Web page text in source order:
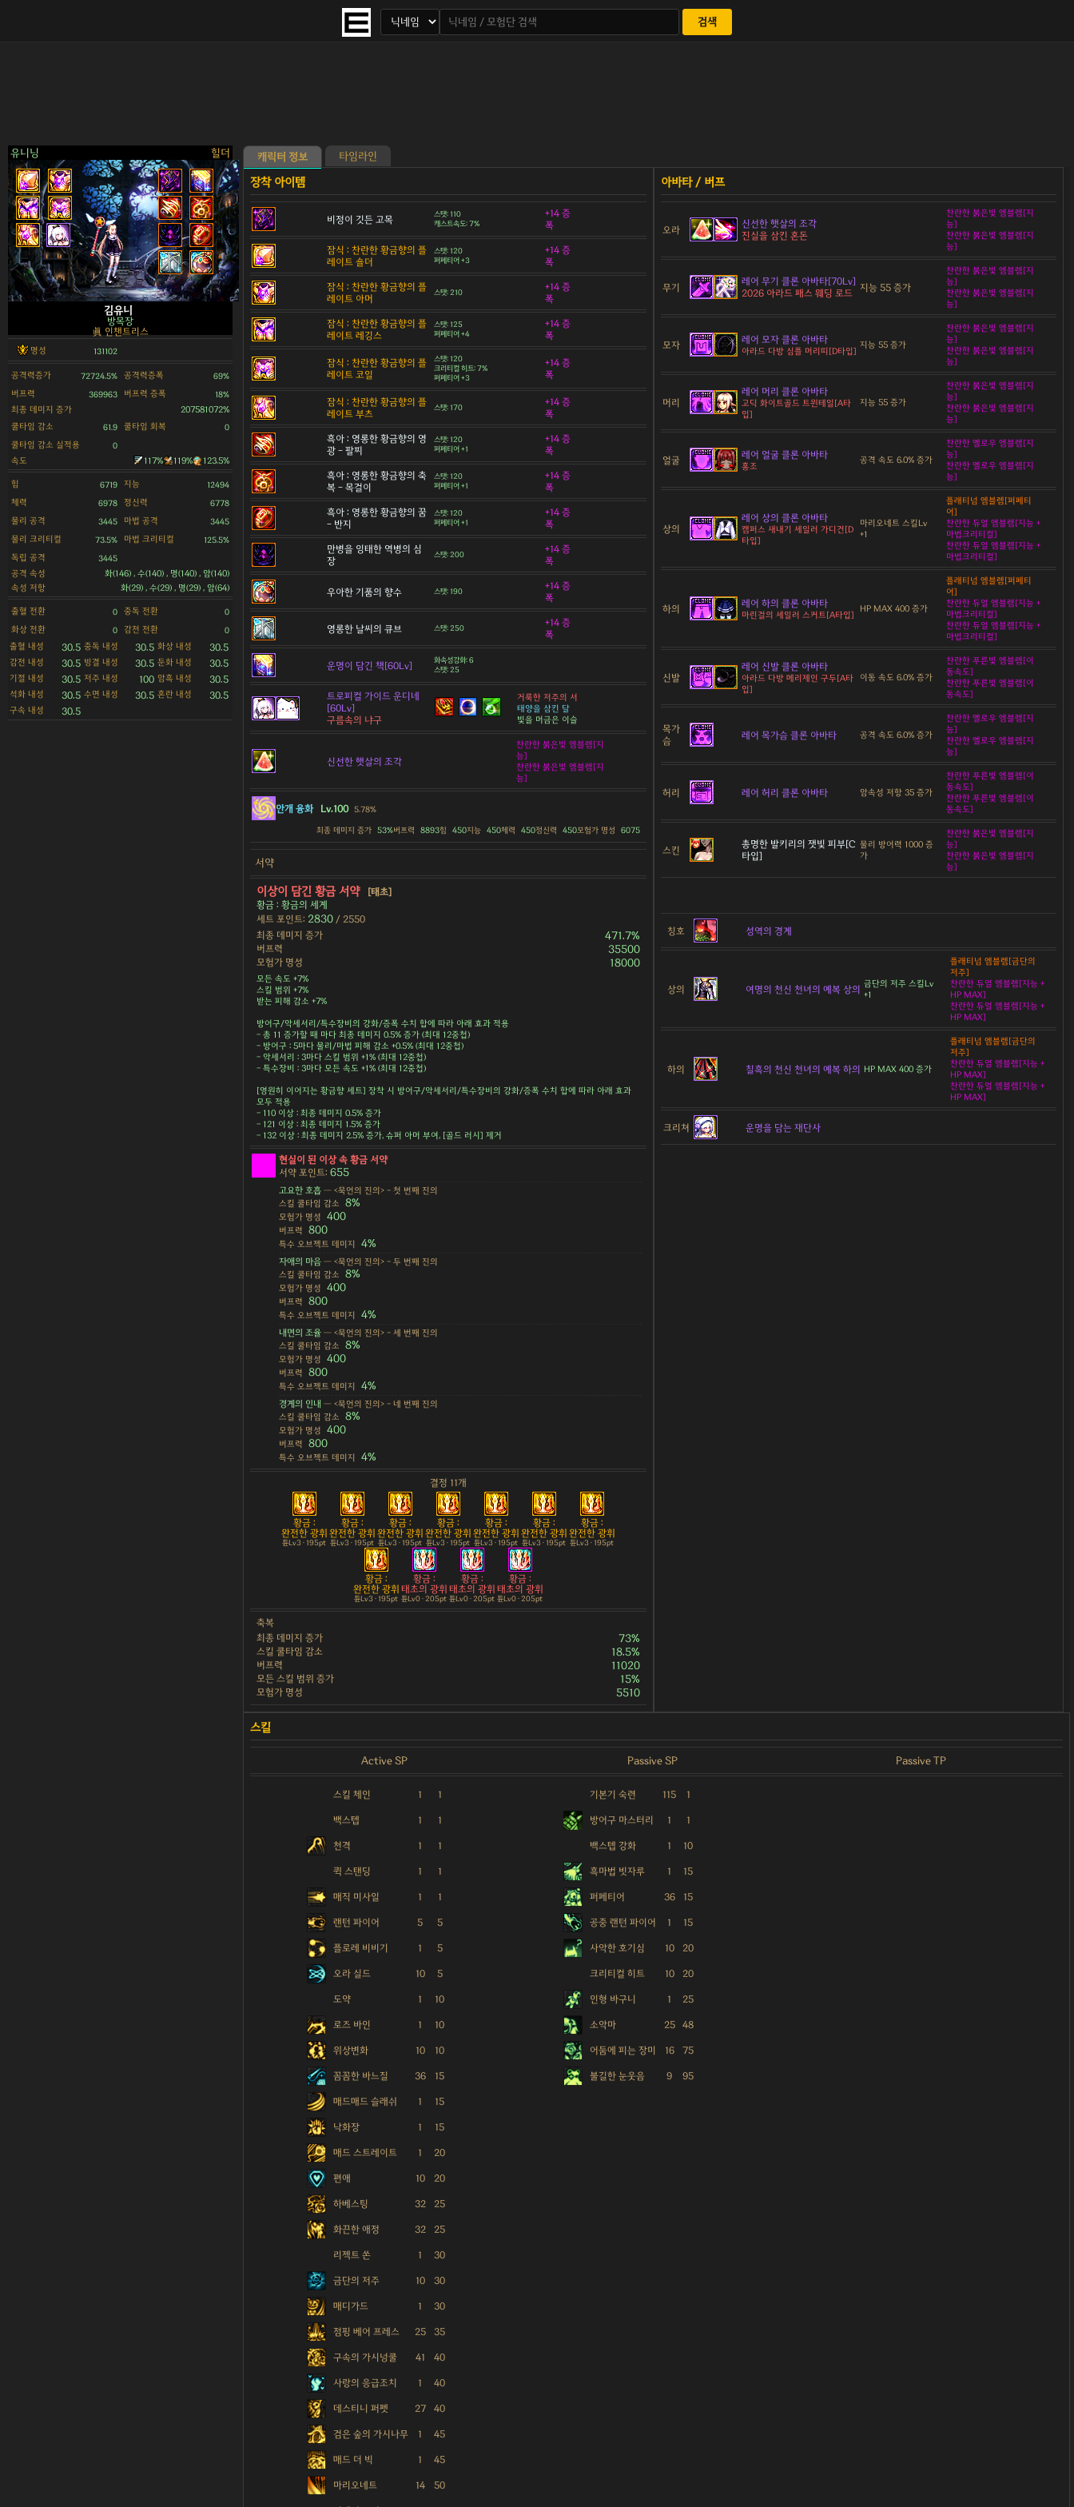
검색
유니닝 힐더
>
김유니
방목장
眞 인챈트리스
명성 131102
공격력증가 72724.5% 공격력증폭 69%
버프력 369963 버프력 증폭 18%
최종 데미지 증가
207581072%
쿨타임 감소
61.9 쿨타임 회복 0
쿨타임 감소 실적용 0
속도 117% 119% 123.5%
힘 6719 지능 12494
체력 6978 정신력 6778
물리 공격 3445 마법 공격 3445
물리 크리티컬 73.5% 마법 크리티컬 125.5%
독립 공격 3445
공격 속성
화(146) , 수(140) , 명(140) , 암(140)
속성 저항
화(29) , 수(29) , 명(29) , 암(64)
출혈 전환 0 중독 전환 0
화상 전환 0 감전 전환 0
출혈 내성 30.5 중독 내성 30.5 화상 내성 30.5
감전 내성 30.5 빙결 내성 30.5 둔화 내성 30.5
기절 내성 30.5 저주 내성 100 암흑 내성 30.5
석화 내성 30.5 수면 내성 30.5 혼란 내성 30.5
구속 내성 30.5
캐릭터 정보 타임라인
비정이 깃든 고목
스탯: 110
캐스트속도: 7%
+14 증
폭
잠식 : 찬란한 황금향의 플
레이트 숄더
스탯: 120
퍼페티어 +3
+14 증
폭
잠식 : 찬란한 황금향의 플
레이트 아머
스탯: 210
+14 증
폭
잠식 : 찬란한 황금향의 플
레이트 레깅스
스탯: 125
퍼페티어 +4
+14 증
폭
잠식 : 찬란한 황금향의 플
레이트 코일
스탯: 120
크리티컬 히트: 7%
퍼페티어 +3
+14 증
폭
잠식 : 찬란한 황금향의 플
레이트 부츠
스탯: 170
+14 증
폭
흑아 : 영롱한 황금향의 영
광 - 팔찌
스탯: 120
퍼페티어 +1
+14 증
폭
흑아 : 영롱한 황금향의 축
복 - 목걸이
스탯: 120
퍼페티어 +1
+14 증
폭
흑아 : 영롱한 황금향의 꿈
- 반지
스탯: 120
퍼페티어 +1
+14 증
폭
만병을 잉태한 역병의 심
장
스탯: 200
+14 증
폭
우아한 기품의 향수 스탯: 190
+14 증
폭
영롱한 날씨의 큐브 스탯: 250
+14 증
폭
운명이 담긴 책[60Lv]
화속성강화: 6
스탯: 25
트로피컬 가이드 운디네
[60Lv]
구름속의 냐구
거룩한 저주의 서
태양을 삼킨 달
빛을 머금은 이슬
신선한 햇살의 조각
찬란한 붉은빛 엠블렘[지
능]
찬란한 붉은빛 엠블렘[지
능]
안개 융화 Lv.100 5.78%
최종 데미지 증가 53%버프력 8893힘 450지능 450체력 450정신력 450모험가 명성 6075
서약
이상이 담긴 황금 서약
[태초]
황금 : 황금의 세계
세트 포인트: 2830 / 2550
최종 데미지 증가
471.7%
버프력 35500
모험가 명성 18000
모든 속도 +7%
스킬 범위 +7%
받는 피해 감소 +7%
방어구/악세서리/특수장비의 강화/증폭 수치 합에 따라 아래 효과 적용
- 총 11 증가할 때 마다 최종 데미지 0.5% 증가 (최대 12중첩)
- 방어구 : 5마다 물리/마법 피해 감소 +0.5% (최대 12중첩)
- 악세서리 : 3마다 스킬 범위 +1% (최대 12중첩)
- 특수장비 : 3마다 모든 속도 +1% (최대 12중첩)
[영원히 이어지는 황금향 세트] 장착 시 방어구/악세서리/특수장비의 강화/증폭 수치 합에 따라 아래 효과
모두 적용
- 110 이상 : 최종 데미지 0.5% 증가
- 121 이상 : 최종 데미지 1.5% 증가
- 132 이상 : 최종 데미지 2.5% 증가, 슈퍼 아머 부여, [골드 러시] 제거
현실이 된 이상 속 황금 서약
서약 포인트: 655
고요한 호흡 — <묵언의 진의> - 첫 번째 진의
스킬 쿨타임 감소 8%
모험가 명성 400
버프력 800
특수 오브젝트 데미지 4%
자애의 마음 — <묵언의 진의> - 두 번째 진의
스킬 쿨타임 감소 8%
모험가 명성 400
버프력 800
특수 오브젝트 데미지 4%
내면의 조율 — <묵언의 진의> - 세 번째 진의
스킬 쿨타임 감소 8%
모험가 명성 400
버프력 800
특수 오브젝트 데미지 4%
경계의 인내 — <묵언의 진의> - 네 번째 진의
스킬 쿨타임 감소 8%
모험가 명성 400
버프력 800
특수 오브젝트 데미지 4%
결정 11개
황금 :
완전한 광휘
튠Lv3 · 195pt
황금 :
완전한 광휘
튠Lv3 · 195pt
황금 :
완전한 광휘
튠Lv3 · 195pt
황금 :
완전한 광휘
튠Lv3 · 195pt
황금 :
완전한 광휘
튠Lv3 · 195pt
황금 :
완전한 광휘
튠Lv3 · 195pt
황금 :
완전한 광휘
튠Lv3 · 195pt
황금 :
완전한 광휘
튠Lv3 · 195pt
황금 :
태초의 광휘
튠Lv0 · 205pt
황금 :
태초의 광휘
튠Lv0 · 205pt
황금 :
태초의 광휘
튠Lv0 · 205pt
축복
최종 데미지 증가
73%
스킬 쿨타임 감소 18.5%
버프력 11020
모든 스킬 범위 증가 15%
모험가 명성 5510
오라
신선한 햇살의 조각
진실을 삼킨 혼돈
찬란한 붉은빛 엠블렘[지
능]
찬란한 붉은빛 엠블렘[지
능]
무기
레어 무기 클론 아바타[70Lv]
2026 아라드 패스 웨딩 로드
지능 55 증가
찬란한 붉은빛 엠블렘[지
능]
찬란한 붉은빛 엠블렘[지
능]
모자 레어 모자 클론 아바타
아라드 다방 심플 머리띠[D타입]
지능 55 증가
찬란한 붉은빛 엠블렘[지
능]
찬란한 붉은빛 엠블렘[지
능]
머리
레어 머리 클론 아바타
고딕 화이트골드 트윈테일[A타
입]
지능 55 증가
찬란한 붉은빛 엠블렘[지
능]
찬란한 붉은빛 엠블렘[지
능]
얼굴 레어 얼굴 클론 아바타
홍조
공격 속도 6.0% 증가
찬란한 옐로우 엠블렘[지
능]
찬란한 옐로우 엠블렘[지
능]
상의
레어 상의 클론 아바타
캠퍼스 새내기 세일러 가디건[D
타입]
마리오네트 스킬Lv
+1
플래티넘 엠블렘[퍼페티
어]
찬란한 듀얼 엠블렘[지능 +
마법크리티컬]
찬란한 듀얼 엠블렘[지능 +
마법크리티컬]
하의 레어 하의 클론 아바타
마린걸의 세일러 스커트[A타입]
HP MAX 400 증가
플래티넘 엠블렘[퍼페티
어]
찬란한 듀얼 엠블렘[지능 +
마법크리티컬]
찬란한 듀얼 엠블렘[지능 +
마법크리티컬]
신발
레어 신발 클론 아바타
아라드 다방 메리제인 구두[A타
입]
이동 속도 6.0% 증가
찬란한 푸른빛 엠블렘[이
동속도]
찬란한 푸른빛 엠블렘[이
동속도]
목가
슴
레어 목가슴 클론 아바타 공격 속도 6.0% 증가
찬란한 옐로우 엠블렘[지
능]
찬란한 옐로우 엠블렘[지
능]
허리 레어 허리 클론 아바타 암속성 저항 35 증가
찬란한 푸른빛 엠블렘[이
동속도]
찬란한 푸른빛 엠블렘[이
동속도]
스킨
총명한 발키리의 잿빛 피부[C
타입]
물리 방어력 1000 증
가
찬란한 붉은빛 엠블렘[지
능]
찬란한 붉은빛 엠블렘[지
능]
칭호 성역의 경계
상의 여명의 천신 천녀의 예복 상의 금단의 저주 스킬Lv
+1
플래티넘 엠블렘[금단의
저주]
찬란한 듀얼 엠블렘[지능 +
HP MAX]
찬란한 듀얼 엠블렘[지능 +
HP MAX]
하의 칠흑의 천신 천녀의 예복 하의 HP MAX 400 증가
플래티넘 엠블렘[금단의
저주]
찬란한 듀얼 엠블렘[지능 +
HP MAX]
찬란한 듀얼 엠블렘[지능 +
HP MAX]
크리쳐 운명을 담는 재단사
Active SP Passive SP Passive TP
스킬 체인 1 1
백스텝 1 1
천격 1 1
퀵 스탠딩 1 1
매직 미사일 1 1
랜턴 파이어 5 5
플로레 비비기 1 5
오라 실드 10 5
도약 1 10
로즈 바인 1 10
위상변화 10 10
꼼꼼한 바느질 36 15
매드매드 슬래쉬 1 15
낙화장 1 15
매드 스트레이트 1 20
편애 10 20
하베스팅 32 25
화끈한 애정 32 25
리젝트 쏜 1 30
금단의 저주 10 30
매디가드 1 30
점핑 베어 프레스 25 35
구속의 가시넝쿨 41 40
사랑의 응급조치 1 40
데스티니 퍼펫 27 40
검은 숲의 가시나무 1 45
매드 더 빅 1 45
마리오네트 14 50
기본기 숙련 115 1
방어구 마스터리 1 1
백스텝 강화 1 10
흑마법 빗자루 1 15
퍼페티어 36 15
공중 랜턴 파이어 1 15
사악한 호기심 10 20
크리티컬 히트 10 20
인형 바구니 1 25
소악마 25 48
어둠에 피는 장미 16 75
불길한 눈웃음 9 95